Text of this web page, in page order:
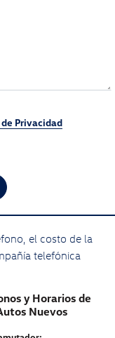
Privacidad
el costo de la
telefónica
y Horarios de
Nuevos